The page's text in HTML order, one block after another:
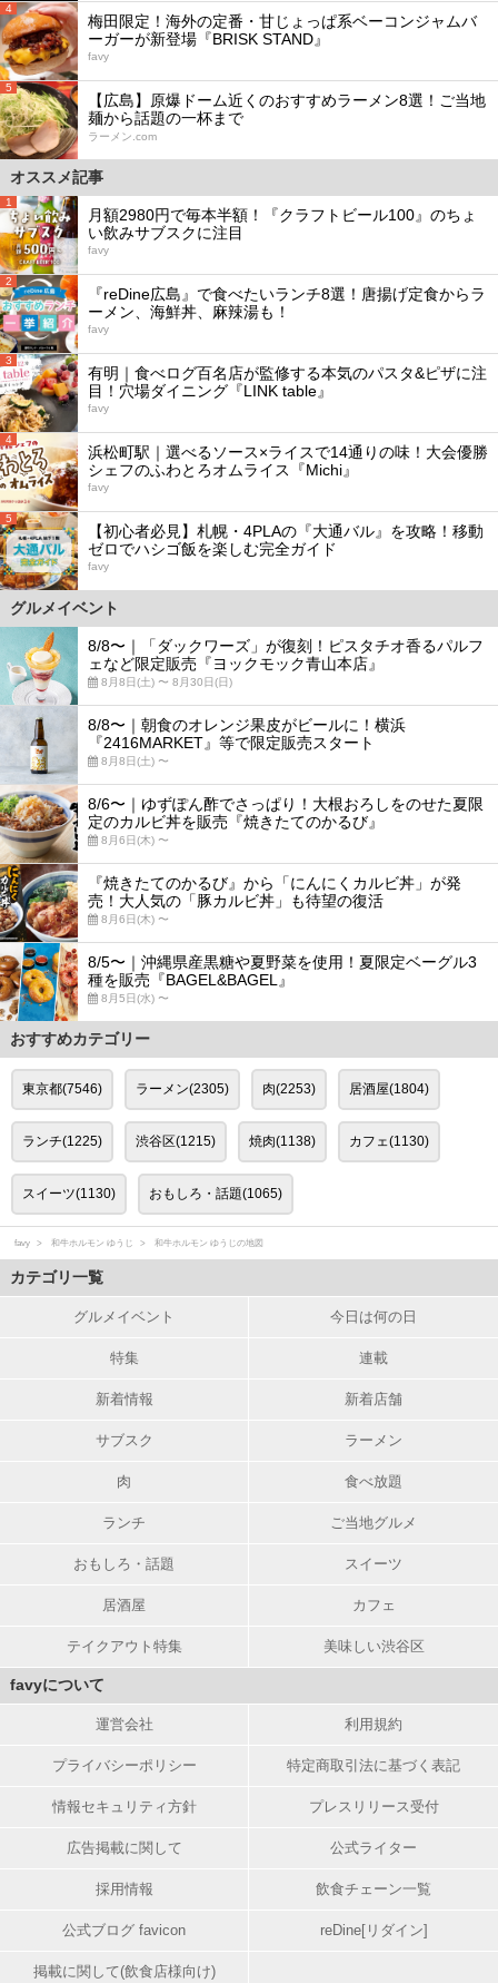
4
梅田限定！海外の定番・甘じょっぱ系ベーコンジャムバ
ーガーが新登場『BRISK STAND』
favy
5
【広島】原爆ドーム近くのおすすめラーメン8選！ご当地
麺から話題の一杯まで
ラーメン.com
オススメ記事
1
月額2980円で毎本半額！『クラフトビール100』のちょ
い飲みサブスクに注目
favy
2
『reDine広島』で食べたいランチ8選！唐揚げ定食からラ
ーメン、海鮮丼、麻辣湯も！
favy
3
有明｜食べログ百名店が監修する本気のパスタ&ピザに注
目！穴場ダイニング『LINK table』
favy
4
浜松町駅｜選べるソース×ライスで14通りの味！大会優勝
シェフのふわとろオムライス『Michi』
favy
5
【初心者必見】札幌・4PLAの『大通バル』を攻略！移動
ゼロでハシゴ飯を楽しむ完全ガイド
favy
グルメイベント
8/8〜｜「ダックワーズ」が復刻！ピスタチオ香るパルフ
ェなど限定販売『ヨックモック青山本店』
8月8日(土) 〜 8月30日(日)
8/8〜｜朝食のオレンジ果皮がビールに！横浜
『2416MARKET』等で限定販売スタート
8月8日(土) 〜
8/6〜｜ゆずぽん酢でさっぱり！大根おろしをのせた夏限
定のカルビ丼を販売『焼きたてのかるび』
8月6日(木) 〜
『焼きたてのかるび』から「にんにくカルビ丼」が発
売！大人気の「豚カルビ丼」も待望の復活
8月6日(木) 〜
8/5〜｜沖縄県産黒糖や夏野菜を使用！夏限定ベーグル3
種を販売『BAGEL&BAGEL』
8月5日(水) 〜
おすすめカテゴリー
東京都(7546) ラーメン(2305) 肉(2253) 居酒屋(1804)
ランチ(1225) 渋谷区(1215) 焼肉(1138) カフェ(1130)
スイーツ(1130) おもしろ・話題(1065)
favy 和牛ホルモン ゆうじ 和牛ホルモン ゆうじの地図
カテゴリ一覧
グルメイベント 今日は何の日
特集 連載
新着情報 新着店舗
サブスク ラーメン
肉 食べ放題
ランチ ご当地グルメ
おもしろ・話題 スイーツ
居酒屋 カフェ
テイクアウト特集 美味しい渋谷区
favyについて
運営会社 利用規約
プライバシーポリシー 特定商取引法に基づく表記
情報セキュリティ方針 プレスリリース受付
広告掲載に関して 公式ライター
採用情報 飲食チェーン一覧
公式ブログ favicon reDine[リダイン]
掲載に関して(飲食店様向け)